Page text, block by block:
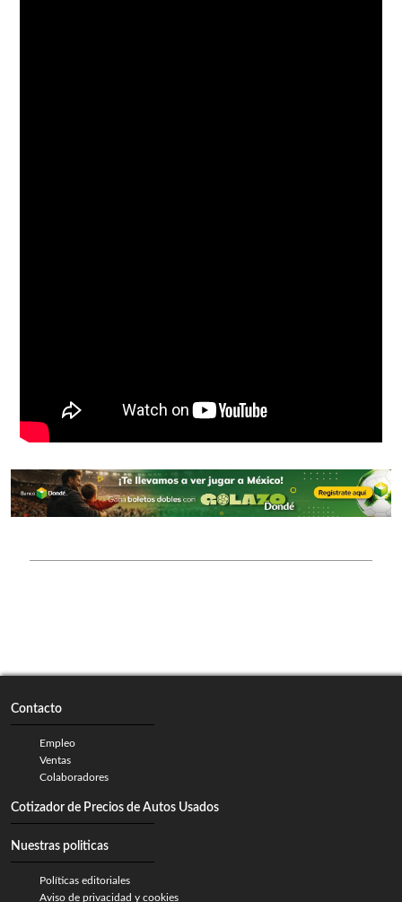
Contacto
Empleo
Ventas
Colaboradores
Cotizador de Precios de Autos Usados
Nuestras politicas
Políticas editoriales
Aviso de privacidad y cookies